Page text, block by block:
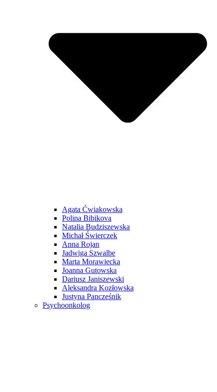
Agata Ćwiakowska
Polina Bibikova
Natalia Budziszewska
Michał Świerczek
Anna Rojan
Jadwiga Szwalbe
Marta Morawiecka
Joanna Gutowska
Dariusz Janiszewski
Aleksandra Kozłowska
Justyna Pancześnik
Psychoonkolog